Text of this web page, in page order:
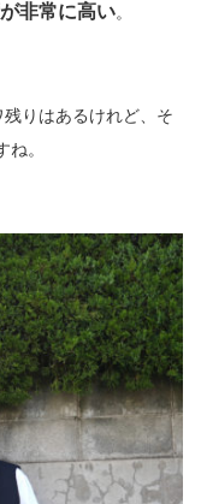
非常に高い。
りはあるけれど、そ
。